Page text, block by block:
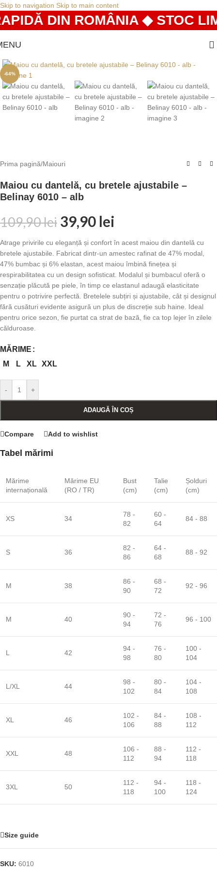
Skip to navigation Skip to main content
DIN ROMÂNIA ◆ STOC
-64%
Prima pagină/Maiouri
Maiou cu dantelă, cu bretele ajustabile –
Belinay 6010 – alb
109,90lei 39,90 lei
Atrage privirile cu eleganță și confort în acest maiou din dantelă cu
bretele ajustabile. Fabricat dintr-un amestec rafinat de 47% modal,
47% bumbac și 6% elastan, acest maiou îmbină finețea și
respirabilitatea cu un design sofisticat. Modalul și bumbacul oferă o
senzație plăcută pe piele, în timp ce elastanul adaugă elasticitate
pentru o potrivire perfectă. Bretelele subțiri și ajustabile, cât și designul
fără cusături evidente asigură un plus de discreție sub haine. Ideal
pentru orice sezon, fie purtat ca strat de bază, fie ca top lejer în zilele
călduroase.
MĂRIME
M
L XL XXL
- +
ADAUGĂ ÎN COȘ
Compare Add to wishlist
Tabel mărimi
Mărime
internațională
Mărime EU
(RO / TR)
Bust
(cm)
Talie
(cm)
Șolduri
(cm)
XS 34
78 -
82
60 -
64
84 - 88
S 36
82 -
86
64 -
68
88 - 92
M 38
86 -
90
68 -
72
92 - 96
M 40
90 -
94
72 -
76
96 - 100
L 42
94 -
98
76 -
80
100 -
104
L/XL 44
98 -
102
80 -
84
104 -
108
XL 46
102 -
106
84 -
88
108 -
112
XXL 48
106 -
112
88 -
94
112 -
118
3XL 50
112 -
118
94 -
100
118 -
124
Size guide
SKU: 6010